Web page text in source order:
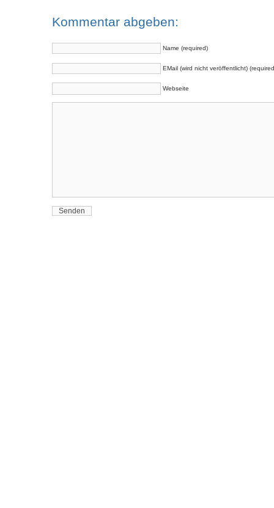
Kommentar abgeben:
Name (required)
EMail (wird nicht veröffentlicht)
Webseite